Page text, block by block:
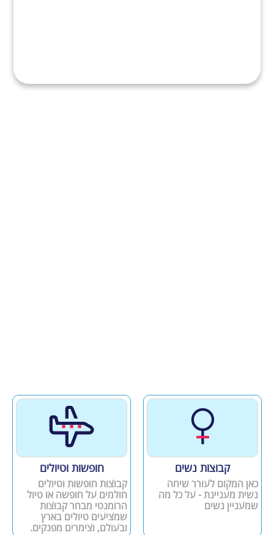
קבוצות נשים
כאן המקום לעורר שיחה
נשית מעניינת - על כל מה
שמעניין נשים
חופשות וטיולים
קבוצות חופשות וטיולים
חולמים על חופשה או טיול
הרומנטי מבחר קבוצות
שמציעים טיולים בארץ
ובעולם, וצימרים מפנקים.